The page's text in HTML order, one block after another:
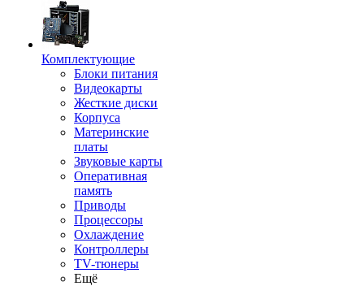
Комплектующие
Блоки питания
Видеокарты
Жесткие диски
Корпуса
Материнские
платы
Звуковые карты
Оперативная
память
Приводы
Процессоры
Охлаждение
Контроллеры
TV-тюнеры
Ещё